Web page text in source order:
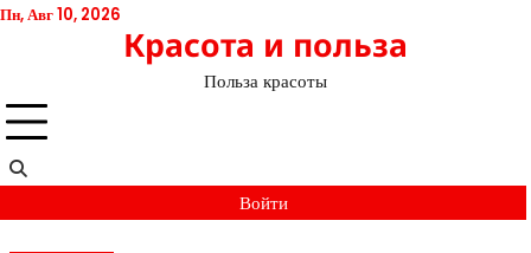
Перейти
Пн, Авг 10, 2026
Красота и польза
Польза красоты
Войти